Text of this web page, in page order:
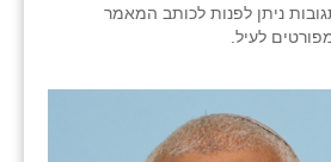
ניתן לפנות לכותב המאמר
לעיל.